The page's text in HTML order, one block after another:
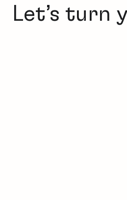
Let’s turn